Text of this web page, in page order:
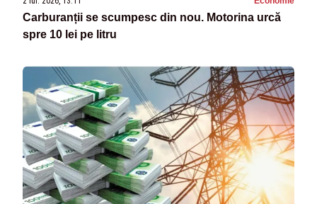
Carburanții se scumpesc din nou. Motorina urcă
spre 10 lei pe litru